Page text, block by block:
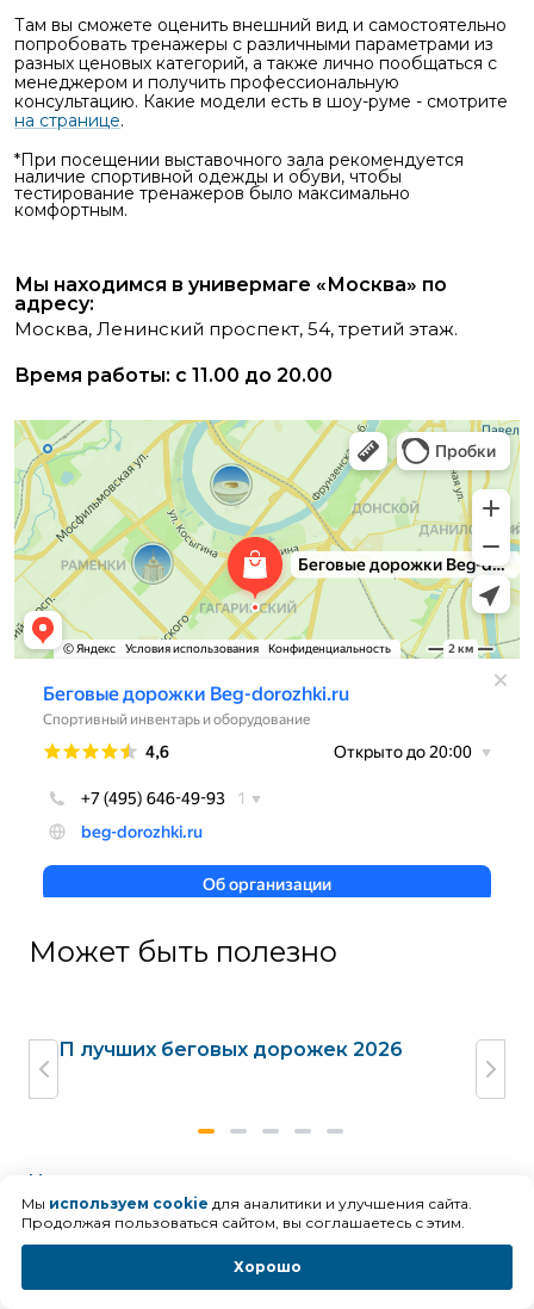
Там вы сможете оценить внешний вид и самостоятельно
попробовать тренажеры с различными параметрами из
разных ценовых категорий, а также лично пообщаться с
менеджером и получить профессиональную
консультацию. Какие модели есть в шоу-руме - смотрите
на странице.
*При посещении выставочного зала рекомендуется
наличие спортивной одежды и обуви, чтобы
тестирование тренажеров было максимально
комфортным.
Мы находимся в универмаге «Москва» по
адресу:
Москва, Ленинский проспект, 54, третий этаж.
Время работы: с 11.00 до 20.00
Может быть полезно
ТОП лучших беговых дорожек 2026
Читать все статьи
Мы используем cookie для аналитики и улучшения сайта.
Продолжая пользоваться сайтом, вы соглашаетесь с этим.
Хорошо